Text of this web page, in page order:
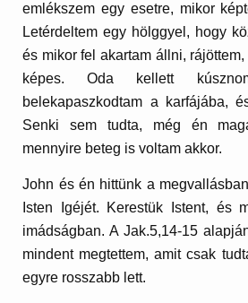
emlékszem egy esetre, mikor
Letérdeltem egy hölggyel, hogy
és mikor fel akartam állni,
képes. Oda kellett
belekapaszkodtam a karfájába,
Senki sem tudta, még én
mennyire beteg is voltam akkor.
John és én hittünk a
Isten Igéjét. Kerestük Istent, és
imádságban. A Jak.5,14-15
mindent megtettem, amit csak
egyre rosszabb lett.